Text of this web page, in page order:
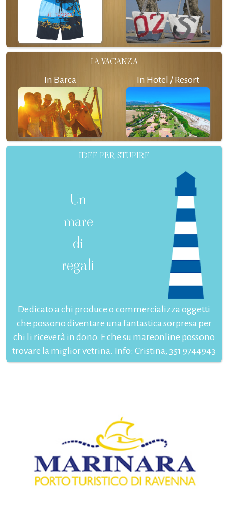
LA VACANZA
In Barca In Hotel / Resort
IDEE PER STUPIRE
Un
mare
di
regali
Dedicato a chi produce o commercializza oggetti
che possono diventare una fantastica sorpresa per
chi li riceverà in dono. E che su mareonline possono
trovare la miglior vetrina. Info: Cristina, 351 9744943